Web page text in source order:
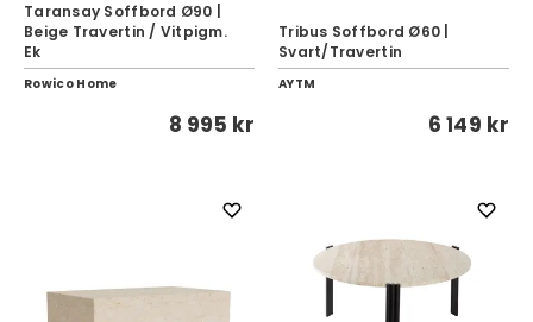
Taransay Soffbord Ø90 |
Beige Travertin / Vitpigm.
Ek
Rowico Home
8 995 kr
Tribus Soffbord Ø60 |
Svart/Travertin
AYTM
6 149 kr